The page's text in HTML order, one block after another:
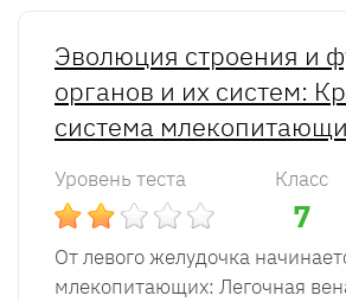
Эволюция строения и
органов и их систем:
система
Уровень теста Класс
7
От левого желудочка
млекопитающих: Легочная